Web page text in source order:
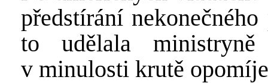
předstírání
to udělala
v minulosti krutě